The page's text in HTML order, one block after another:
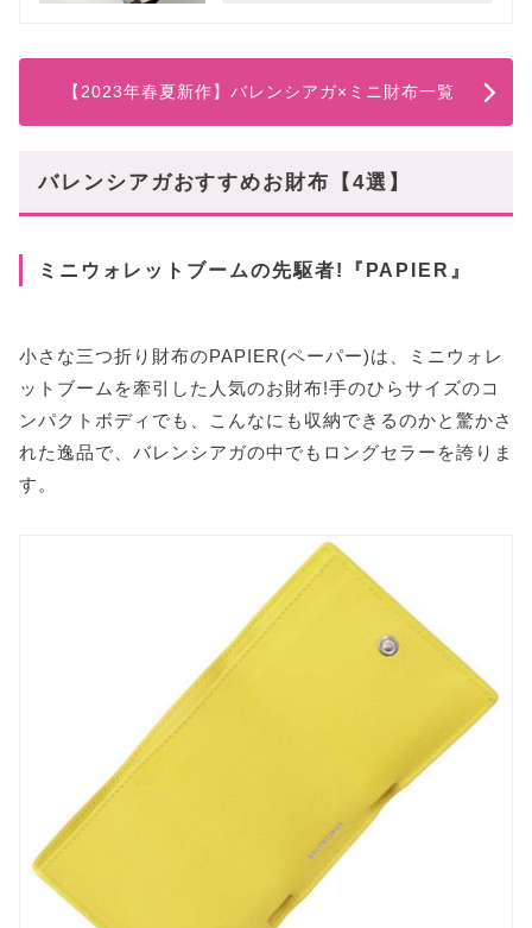
【2023年春夏新作】バレンシアガ×ミニ財布一覧
バレンシアガおすすめお財布【4選】
ミニウォレットブームの先駆者!『PAPIER』
小さな三つ折り財布のPAPIER(ペーパー)は、ミニウォレ
ットブームを牽引した人気のお財布!手のひらサイズのコ
ンパクトボディでも、こんなにも収納できるのかと驚かさ
れた逸品で、バレンシアガの中でもロングセラーを誇りま
す。